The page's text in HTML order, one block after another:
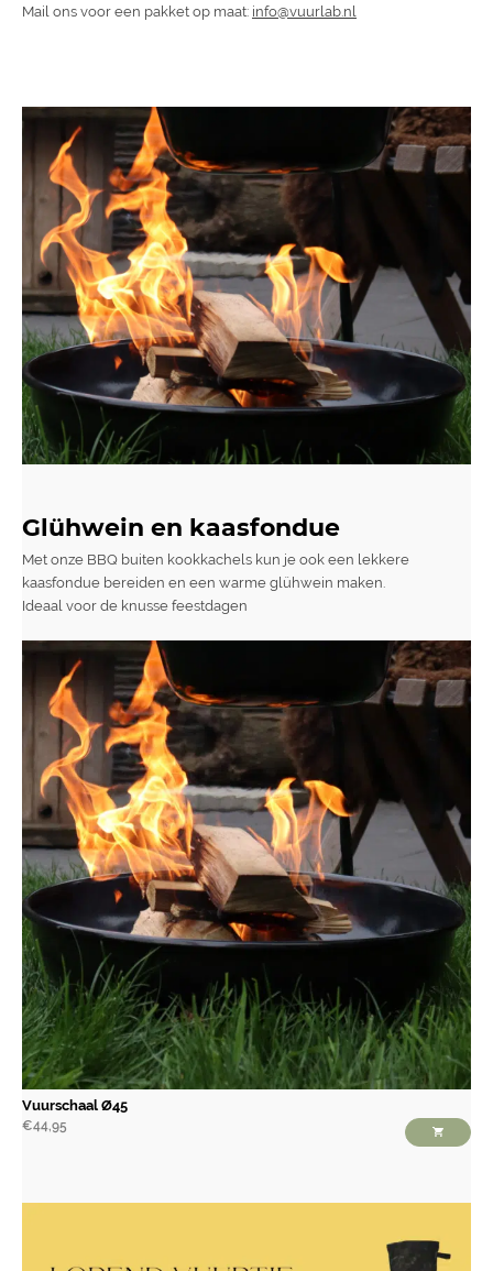
Mail ons voor een pakket op maat: info@vuurlab.nl
Glühwein en kaasfondue
Met onze BBQ buiten kookkachels kun je ook een lekkere
kaasfondue bereiden en een warme glühwein maken.
Ideaal voor de knusse feestdagen
Vuurschaal Ø45
€44,95